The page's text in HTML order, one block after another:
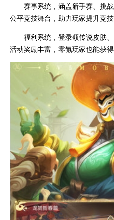
赛事系统，涵盖新手赛、挑
公平竞技舞台，助力玩家提升竞技
福利系统，登录领传说皮肤
活动奖励丰富，零氪玩家也能获得